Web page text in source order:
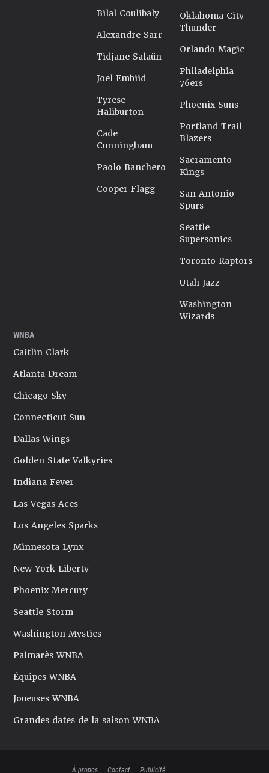
Bilal Coulibaly
Alexandre Sarr
Tidjane Salaün
Joel Embiid
Tyrese
Haliburton
Cade
Cunningham
Paolo Banchero
Cooper Flagg
Oklahoma City
Thunder
Orlando Magic
Philadelphia
76ers
Phoenix Suns
Portland Trail
Blazers
Sacramento
Kings
San Antonio
Spurs
Seattle
Supersonics
Toronto Raptors
Utah Jazz
Washington
Wizards
WNBA
Caitlin Clark
Atlanta Dream
Chicago Sky
Connecticut Sun
Dallas Wings
Golden State Valkyries
Indiana Fever
Las Vegas Aces
Los Angeles Sparks
Minnesota Lynx
New York Liberty
Phoenix Mercury
Seattle Storm
Washington Mystics
Palmarès WNBA
Équipes WNBA
Joueuses WNBA
Grandes dates de la saison WNBA
À propos Contact Publicité